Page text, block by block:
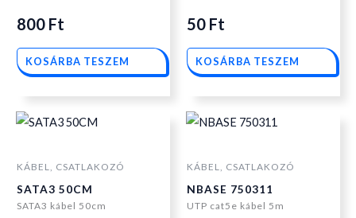
800 Ft
KOSÁRBA TESZEM
50 Ft
KOSÁRBA TESZEM
KÁBEL, CSATLAKOZÓ
SATA3 50CM
SATA3 kábel 50cm
KÁBEL, CSATLAKOZÓ
NBASE 750311
UTP cat5e kábel 5m